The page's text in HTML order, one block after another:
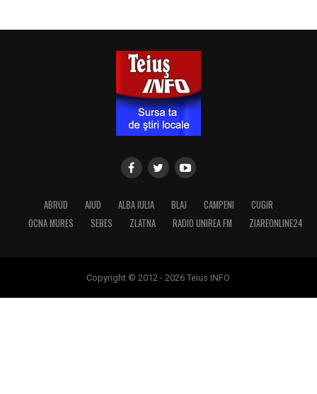
ABRUD AIUD ALBA IULIA BLAJ CAMPENI
CUGIR
OCNA MURES
SEBES ZLATNA RADIO UNIREA FM ZIAREONLINE24
Copyright © 2012 - 2026 Teius INFO